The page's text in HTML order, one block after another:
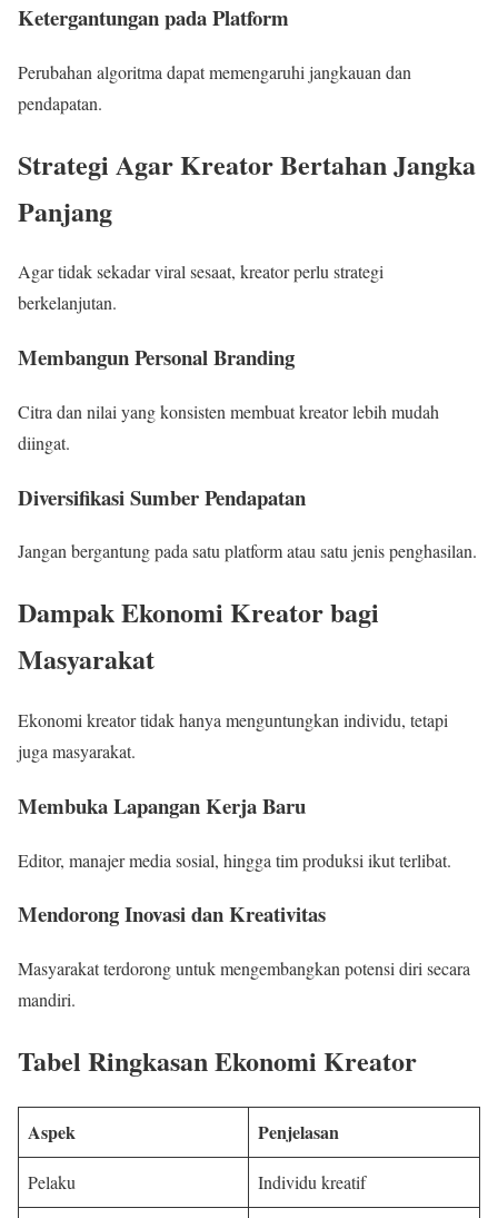
Ketergantungan pada Platform
Perubahan algoritma dapat memengaruhi jangkauan dan
pendapatan.
Strategi Agar Kreator Bertahan Jangka
Panjang
Agar tidak sekadar viral sesaat, kreator perlu strategi
berkelanjutan.
Membangun Personal Branding
Citra dan nilai yang konsisten membuat kreator lebih mudah
diingat.
Diversifikasi Sumber Pendapatan
Jangan bergantung pada satu platform atau satu jenis penghasilan.
Dampak Ekonomi Kreator bagi
Masyarakat
Ekonomi kreator tidak hanya menguntungkan individu, tetapi
juga masyarakat.
Membuka Lapangan Kerja Baru
Editor, manajer media sosial, hingga tim produksi ikut terlibat.
Mendorong Inovasi dan Kreativitas
Masyarakat terdorong untuk mengembangkan potensi diri secara
mandiri.
Tabel Ringkasan Ekonomi Kreator
Aspek Penjelasan
Pelaku Individu kreatif